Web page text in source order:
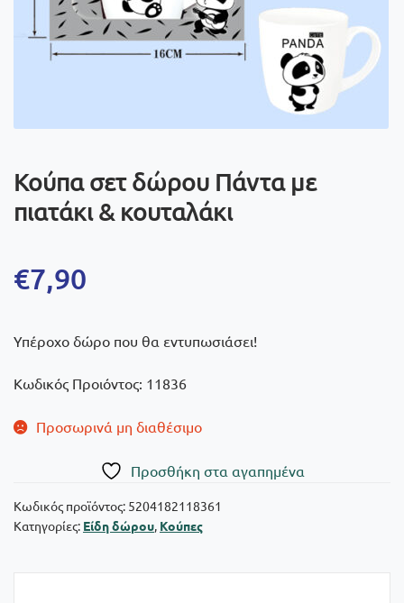
Κούπα σετ δώρου Πάντα με
πιατάκι & κουταλάκι
€7,90
Υπέροχο δώρο που θα εντυπωσιάσει!
Κωδικός Προιόντος: 11836
Προσωρινά μη διαθέσιμο
Πρoσθήκη στα αγαπημένα
Κωδικός προϊόντος: 5204182118361
Κατηγορίες: Είδη δώρου Κούπες